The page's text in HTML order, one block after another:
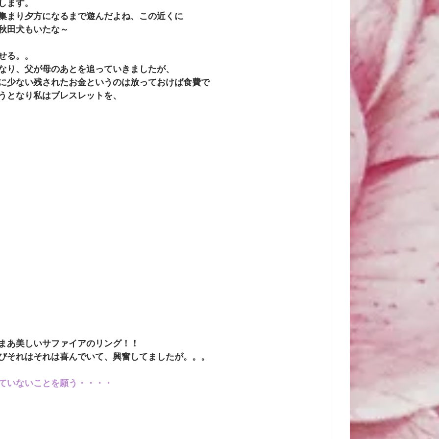
ます。
まり夕方になるまで遊んだよね、この近くに
田犬もいたな～
る。。
り、父が母のあとを追っていきましたが、
少ない残されたお金というのは放っておけば食費で
となり私はブレスレットを、
あ美しいサファイアのリング！！
それはそれは喜んでいて、興奮してましたが。。。
いないことを願う・・・・